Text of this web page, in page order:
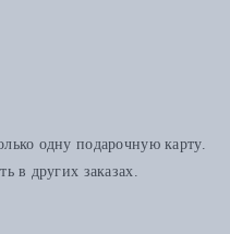
одну подарочную карту.
в других заказах.